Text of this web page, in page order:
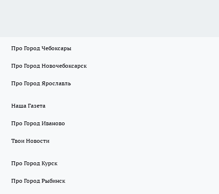
Про Город Чебоксары
Про Город Новочебоксарск
Про Город Ярославль
Наша Газета
Про Город Иваново
Твои Новости
Про Город Курск
Про Город Рыбинск